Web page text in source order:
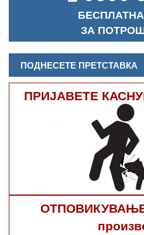
ЗА
ПОДНЕСЕТЕ ПРЕТСТАВКА
ПРИЈАВЕТЕ
ОТПОВИКУВАЊЕ